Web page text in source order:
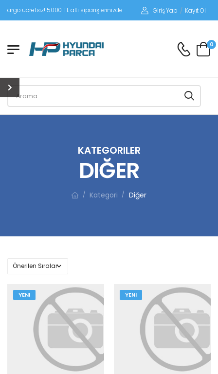
5000 TL altı siparişlerinizde siparişleriniz alıcı ödemeli gönderilir.
Giriş Yap / Kayıt Ol
0
KATEGORILER
DIĞER
/ Kategori / Diğer
YENI YENI